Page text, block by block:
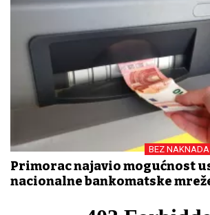
BEZ
Primorac najavio mogućnost
nacionalne bankomatske